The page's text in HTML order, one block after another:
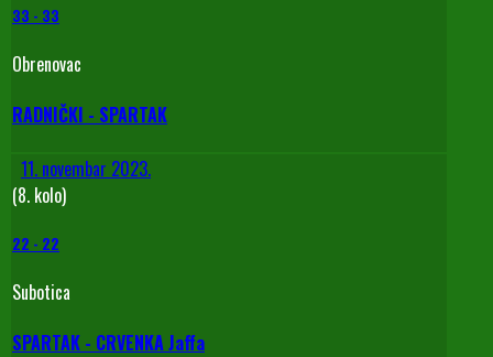
33 - 33
Obrenovac
RADNIČKI - SPARTAK
11. novembar 2023.
(8. kolo)
22 - 22
Subotica
SPARTAK - CRVENKA Jaffa